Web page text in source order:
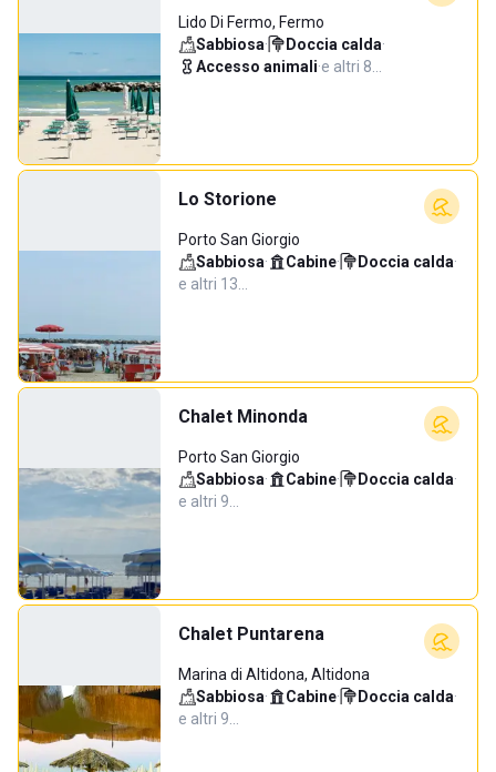
Lido Di Fermo, Fermo
Sabbiosa· Doccia calda·
Accesso animali·e altri 8…
Lo Storione
Porto San Giorgio
Sabbiosa· Cabine· Doccia calda·
e altri 13…
Chalet Minonda
Porto San Giorgio
Sabbiosa· Cabine· Doccia calda·
e altri 9…
Chalet Puntarena
Marina di Altidona, Altidona
Sabbiosa· Cabine· Doccia calda·
e altri 9…